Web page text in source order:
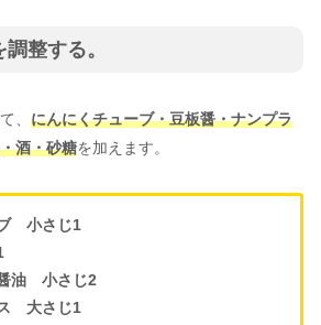
整する。
、 にんにくチューブ・豆板醤・ナンプラ
酒・砂糖を加えます。
ブ 小さじ1
醤油 小さじ2
ス 大さじ1